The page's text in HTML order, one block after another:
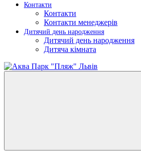
Контакти
Контакти
Контакти менеджерів
Дитячий день народження
Дитячий день народження
Дитяча кімната